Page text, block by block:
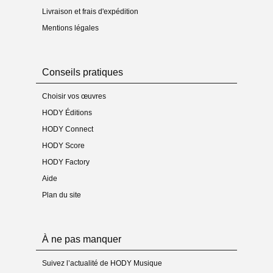
Nice (France)
- Arrangeur : Jean-Louis Luzignant
- Les œuvres en catalogue deJean-Louis
Luzignant
Édition
- Copyright : ©2020 HODY Musique – Tous
- Cotage : HM 000252
- Label éditorial :
- Style : classique
- Version : partition
Description
- Instrumentation : Voix seule et ensemble
instrumental (Flûte, Clarinette sib, Harpe, Violon
Livraison et frais d'expédition
Mentions légales
Conseils pratiques
Choisir vos œuvres
HODY Éditions
HODY Connect
HODY Score
HODY Factory
Aide
Plan du site
À ne pas manquer
Suivez l’actualité de HODY Musique